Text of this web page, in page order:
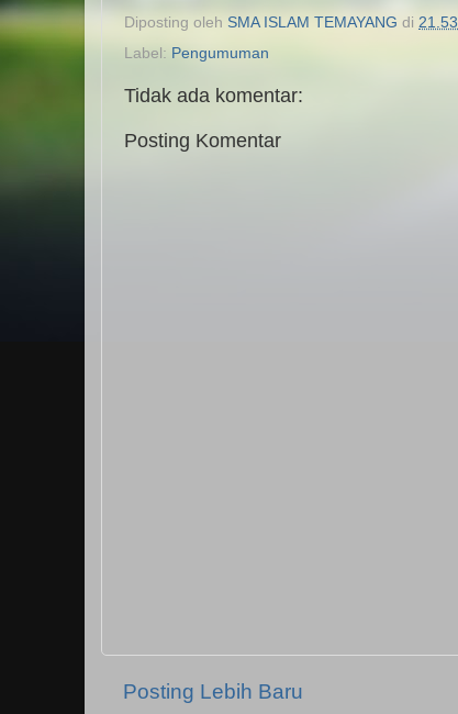
Diposting oleh SMA ISLAM TEMAYANG di 21.53
Label: Pengumuman
Tidak ada komentar:
Posting Komentar
Posting Lebih Baru